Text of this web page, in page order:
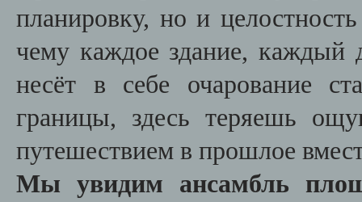
планировку, но и
чему каждое здание, каждый
несёт в себе очарование
границы, здесь теряешь
путешествием в прошлое
Мы увидим ансамбль